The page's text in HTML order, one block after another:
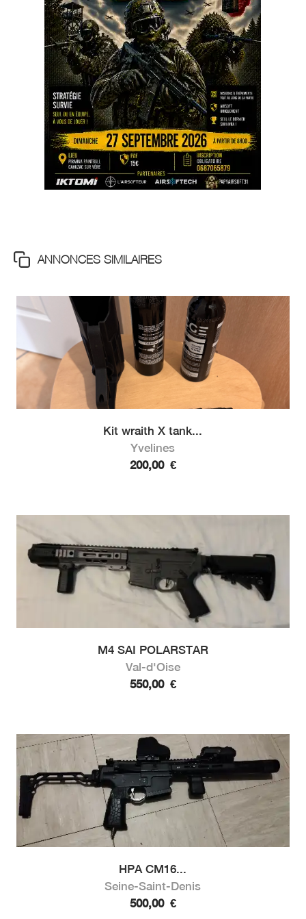
ANNONCES SIMILAIRES
Kit wraith X tank...
Yvelines
200,00 €
M4 SAI POLARSTAR
Val-d'Oise
550,00 €
HPA CM16...
Seine-Saint-Denis
500,00 €